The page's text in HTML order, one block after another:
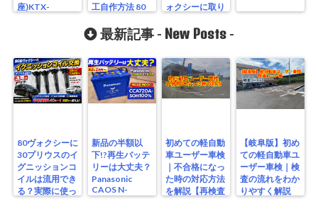
座)KTX-
工自作方法 80
ォクシーに取り
編
最新記事 - New Posts -
80ヴォクシーに
30プリウスのイ
グニッションコ
イルは流用でき
る？実際に使っ
新品の半額以
下!?再生バッテ
リーは大丈夫？
Panasonic
CAOS N-
S115/A4を実測
初めての軽自動
車ユーザー車検
｜不合格になっ
た時の対応方法
を解説【再検査
【岐阜版】初め
ての軽自動車ユ
ーザー車検｜検
査の流れをわか
りやすく解説